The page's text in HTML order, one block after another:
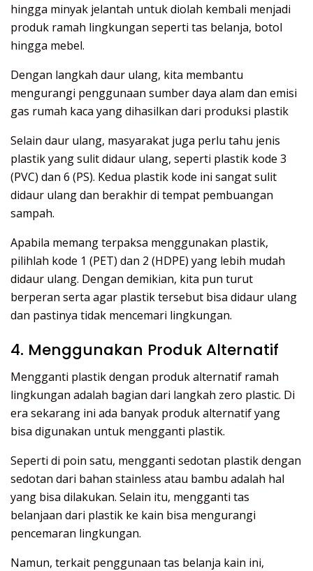
hingga minyak jelantah untuk diolah kembali menjadi
produk ramah lingkungan seperti tas belanja, botol
hingga mebel.
Dengan langkah daur ulang, kita membantu
mengurangi penggunaan sumber daya alam dan emisi
gas rumah kaca yang dihasilkan dari produksi plastik
Selain daur ulang, masyarakat juga perlu tahu jenis
plastik yang sulit didaur ulang, seperti plastik kode 3
(PVC) dan 6 (PS). Kedua plastik kode ini sangat sulit
didaur ulang dan berakhir di tempat pembuangan
sampah.
Apabila memang terpaksa menggunakan plastik,
pilihlah kode 1 (PET) dan 2 (HDPE) yang lebih mudah
didaur ulang. Dengan demikian, kita pun turut
berperan serta agar plastik tersebut bisa didaur ulang
dan pastinya tidak mencemari lingkungan.
4. Menggunakan Produk Alternatif
Mengganti plastik dengan produk alternatif ramah
lingkungan adalah bagian dari langkah zero plastic. Di
era sekarang ini ada banyak produk alternatif yang
bisa digunakan untuk mengganti plastik.
Seperti di poin satu, mengganti sedotan plastik dengan
sedotan dari bahan stainless atau bambu adalah hal
yang bisa dilakukan. Selain itu, mengganti tas
belanjaan dari plastik ke kain bisa mengurangi
pencemaran lingkungan.
Namun, terkait penggunaan tas belanja kain ini,